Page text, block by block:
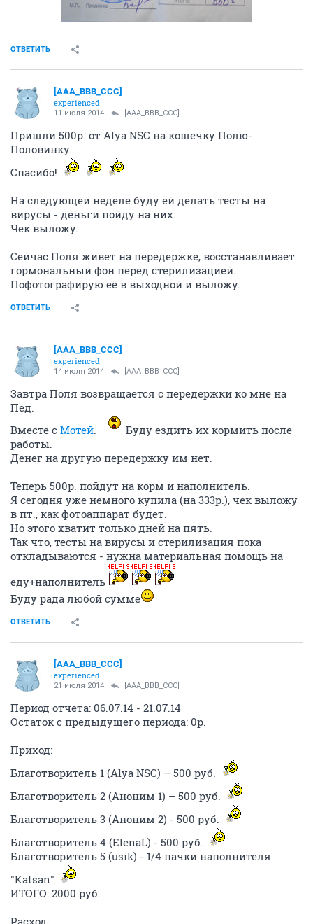
ОТВЕТИТЬ
[AAA_BBB_CCC]
experienced
11 июля 2014 [AAA_BBB_CCC]
Пришли 500р. от Alya NSC на кошечку Полю-
Половинку.
Спасибо!
На следующей неделе буду ей делать тесты на
вирусы - деньги пойду на них.
Чек выложу.
Сейчас Поля живет на передержке, восстанавливает
гормональный фон перед стерилизацией.
Пофотографирую её в выходной и выложу.
ОТВЕТИТЬ
[AAA_BBB_CCC]
experienced
14 июля 2014 [AAA_BBB_CCC]
Завтра Поля возвращается с передержки ко мне на
Пед.
Вместе с Мотей.
Буду ездить их кормить после
работы.
Денег на другую передержку им нет.
Теперь 500р. пойдут на корм и наполнитель.
Я сегодня уже немного купила (на 333р.), чек выложу
в пт., как фотоаппарат будет.
Но этого хватит только дней на пять.
Так что, тесты на вирусы и стерилизация пока
откладываются - нужна материальная помощь на
еду+наполнитель
Буду рада любой сумме
ОТВЕТИТЬ
[AAA_BBB_CCC]
experienced
21 июля 2014 [AAA_BBB_CCC]
Период отчета: 06.07.14 - 21.07.14
Остаток с предыдущего периода: 0р.
Приход:
Благотворитель 1 (Alya NSC) – 500 руб.
Благотворитель 2 (Аноним 1) – 500 руб.
Благотворитель 3 (Аноним 2) - 500 руб.
Благотворитель 4 (ElenaL) - 500 руб.
Благотворитель 5 (usik) - 1/4 пачки наполнителя
"Katsan"
ИТОГО: 2000 руб.